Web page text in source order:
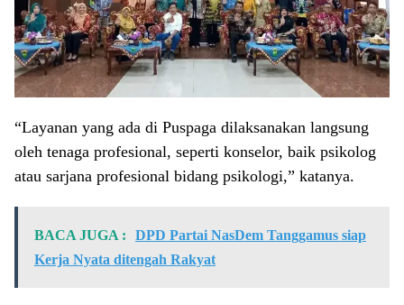
“Layanan yang ada di Puspaga dilaksanakan langsung
oleh tenaga profesional, seperti konselor, baik psikolog
atau sarjana profesional bidang psikologi,” katanya.
BACA JUGA :
DPD Partai NasDem Tanggamus siap
Kerja Nyata ditengah Rakyat